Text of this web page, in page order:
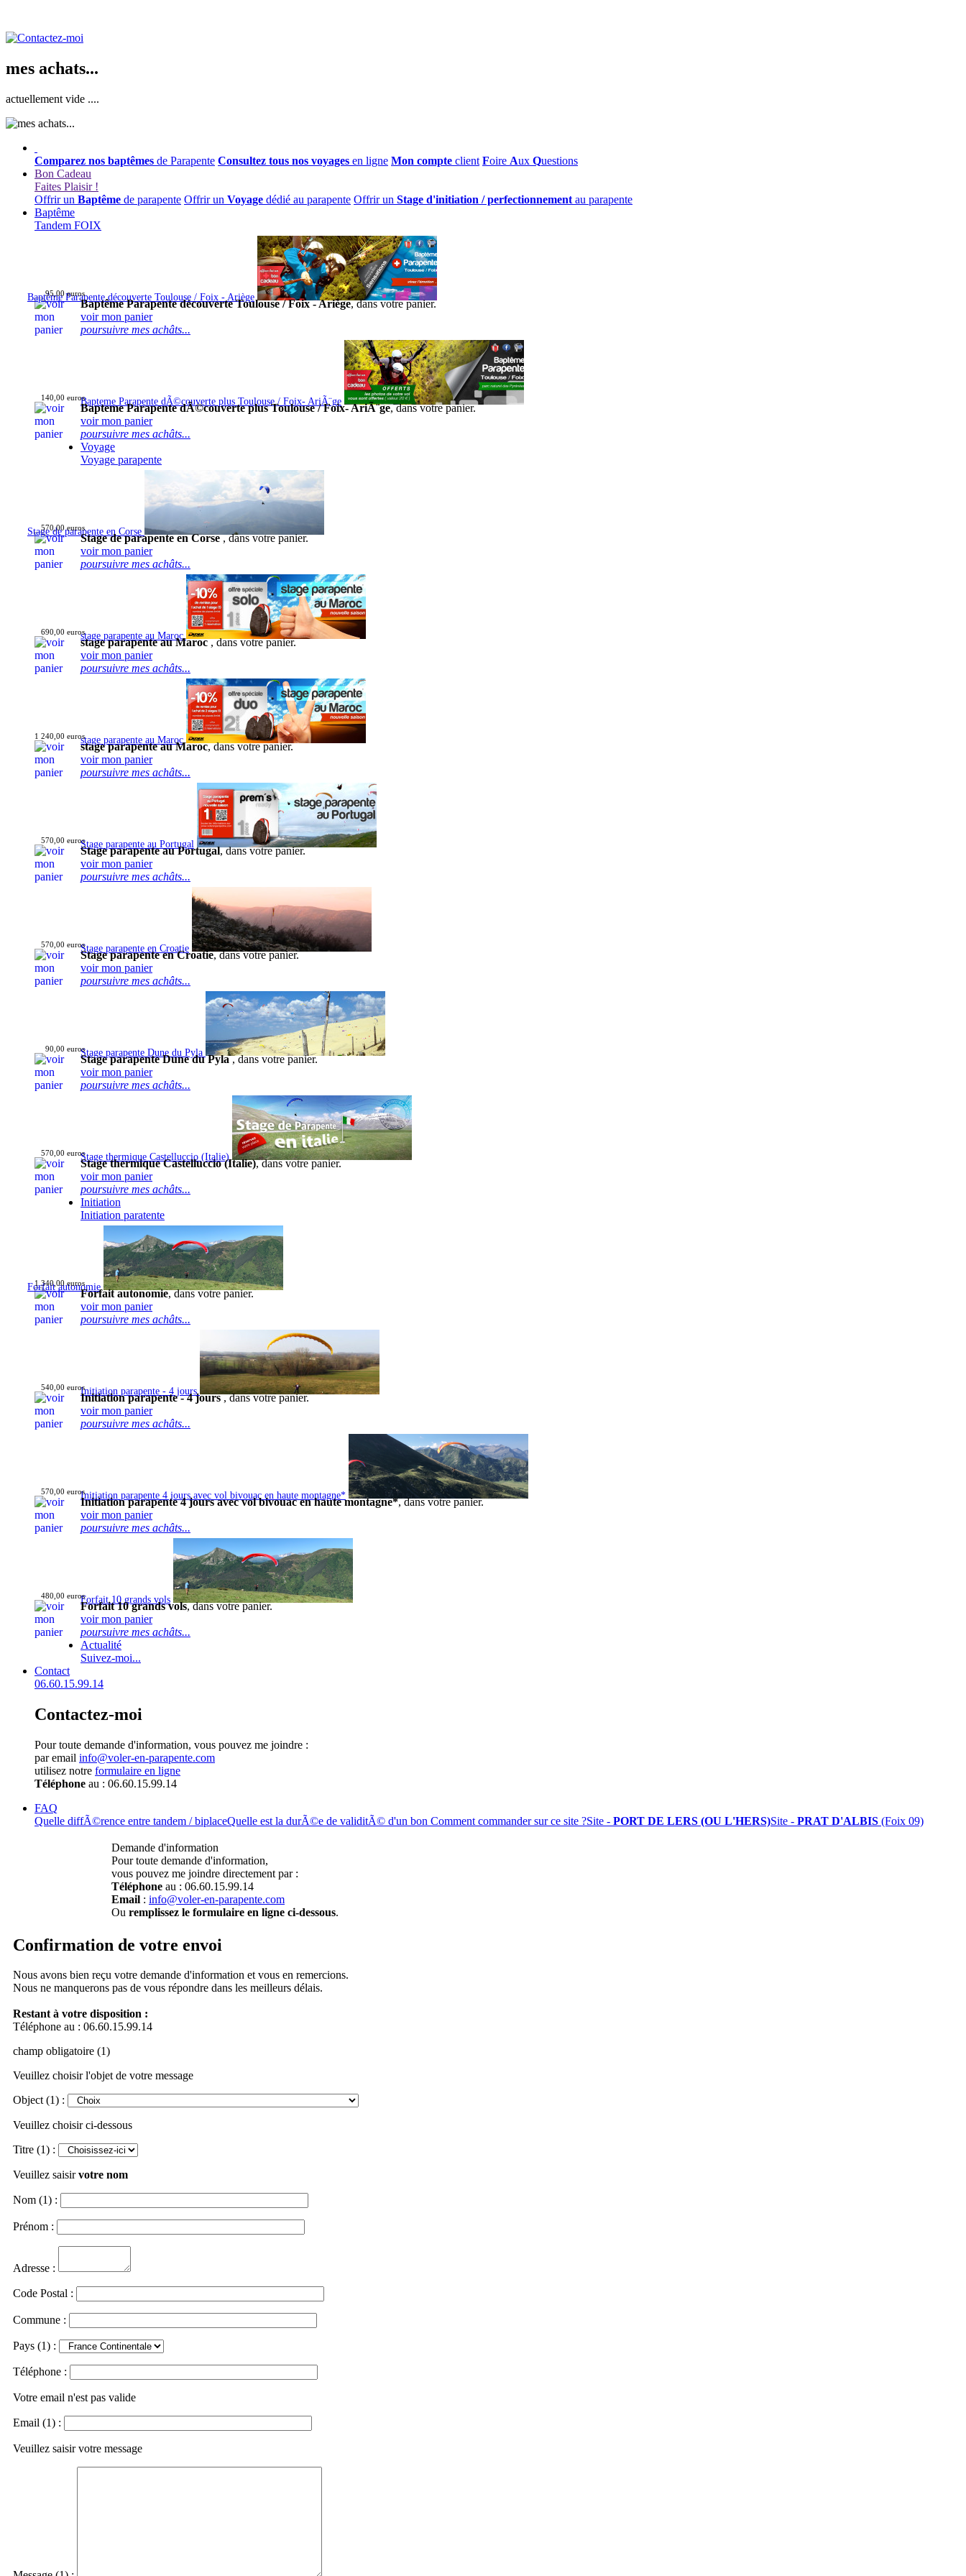
mes achats...
actuellement vide ....
Comparez nos baptêmes de Parapente Consultez tous nos voyages en ligne Mon compte client Foire Aux Questions
Bon Cadeau
Faites Plaisir !
Offrir un Baptême de parapente Offrir un Voyage dédié au parapente Offrir un Stage d'initiation / perfectionnement au parapente
Baptême
Tandem FOIX
Baptême Parapente découverte Toulouse / Foix - Ariège
95,00 euros
Baptême Parapente découverte Toulouse / Foix - Ariège, dans votre panier.
voir mon panier
poursuivre mes achâts...
Bapteme Parapente dÃ©couverte plus Toulouse / Foix- AriÃ¨ge
140,00 euros
Bapteme Parapente dÃ©couverte plus Toulouse / Foix- AriÃ¨ge, dans votre panier.
voir mon panier
poursuivre mes achâts...
Voyage
Voyage parapente
Stage de parapente en Corse
570,00 euros
Stage de parapente en Corse, dans votre panier.
voir mon panier
poursuivre mes achâts...
stage parapente au Maroc
690,00 euros
stage parapente au Maroc, dans votre panier.
voir mon panier
poursuivre mes achâts...
stage parapente au Maroc
1 240,00 euros
stage parapente au Maroc, dans votre panier.
voir mon panier
poursuivre mes achâts...
Stage parapente au Portugal
570,00 euros
Stage parapente au Portugal, dans votre panier.
voir mon panier
poursuivre mes achâts...
Stage parapente en Croatie
570,00 euros
Stage parapente en Croatie, dans votre panier.
voir mon panier
poursuivre mes achâts...
Stage parapente Dune du Pyla
90,00 euros
Stage parapente Dune du Pyla, dans votre panier.
voir mon panier
poursuivre mes achâts...
Stage thermique Castelluccio (Italie)
570,00 euros
Stage thermique Castelluccio (Italie), dans votre panier.
voir mon panier
poursuivre mes achâts...
Initiation
Initiation paratente
Forfait autonomie
1 340,00 euros
Forfait autonomie, dans votre panier.
voir mon panier
poursuivre mes achâts...
Initiation parapente - 4 jours
540,00 euros
Initiation parapente - 4 jours, dans votre panier.
voir mon panier
poursuivre mes achâts...
Initiation parapente 4 jours avec vol bivouac en haute montagne*
570,00 euros
Initiation parapente 4 jours avec vol bivouac en haute montagne*, dans votre panier.
voir mon panier
poursuivre mes achâts...
Forfait 10 grands vols
480,00 euros
Forfait 10 grands vols, dans votre panier.
voir mon panier
poursuivre mes achâts...
Actualité
Suivez-moi...
Contact
06.60.15.99.14
Contactez-moi
Pour toute demande d'information, vous pouvez me joindre :
par email info@voler-en-parapente.com
utilisez notre formulaire en ligne
Téléphone au : 06.60.15.99.14
FAQ
Quelle diffÃ©rence entre tandem / biplaceQuelle est la durÃ©e de validitÃ© d'un bon Comment commander sur ce site ?Site - PORT DE LERS (OU L'HERS)Site - PRAT D'ALBIS (Foix 09)
Demande d'information
Pour toute demande d'information,
vous pouvez me joindre directement par :
Téléphone au : 06.60.15.99.14
Email : info@voler-en-parapente.com
Ou remplissez le formulaire en ligne ci-dessous.
Confirmation de votre envoi
Nous avons bien reçu votre demande d'information et vous en remercions.
Nous ne manquerons pas de vous répondre dans les meilleurs délais.
Restant à votre disposition :
Téléphone au : 06.60.15.99.14
champ obligatoire (1)
Veuillez choisir l'objet de votre message
Object (1) :
Veuillez choisir ci-dessous
Titre (1) :
Veuillez saisirvotre nom
Nom (1) :
Prénom :
Adresse :
Code Postal :
Commune :
Pays (1) :
Téléphone :
Votre email n'est pas valide
Email (1) :
Veuillez saisir votre message